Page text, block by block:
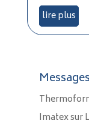
lire plus
Imatex sur